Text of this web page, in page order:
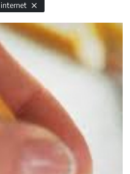
internet